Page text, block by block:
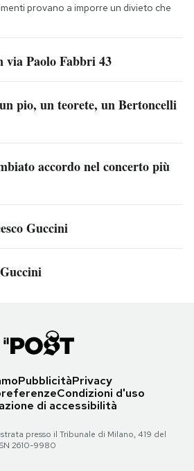
provano a imporre un divieto che
Paolo Fabbri 43
pio, un teorete, un Bertoncelli
accordo nel concerto più
Guccini
PubblicitàPrivacy
Condizioni d'uso
di accessibilità
presso il Tribunale di Milano, 419 del
2610-9980